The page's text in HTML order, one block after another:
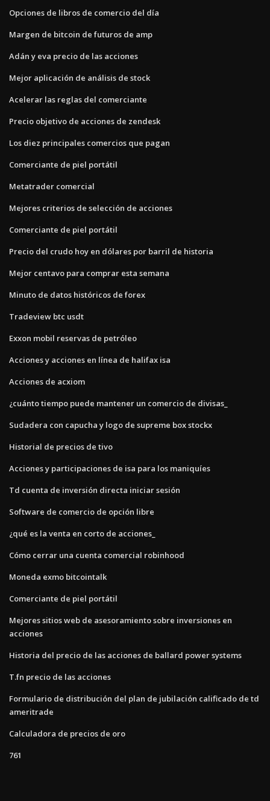
Opciones de libros de comercio del día
Margen de bitcoin de futuros de amp
Adán y eva precio de las acciones
Mejor aplicación de análisis de stock
Acelerar las reglas del comerciante
Precio objetivo de acciones de zendesk
Los diez principales comercios que pagan
Comerciante de piel portátil
Metatrader comercial
Mejores criterios de selección de acciones
Comerciante de piel portátil
Precio del crudo hoy en dólares por barril de historia
Mejor centavo para comprar esta semana
Minuto de datos históricos de forex
Tradeview btc usdt
Exxon mobil reservas de petróleo
Acciones y acciones en línea de halifax isa
Acciones de acxiom
¿cuánto tiempo puede mantener un comercio de divisas_
Sudadera con capucha y logo de supreme box stockx
Historial de precios de tivo
Acciones y participaciones de isa para los maniquíes
Td cuenta de inversión directa iniciar sesión
Software de comercio de opción libre
¿qué es la venta en corto de acciones_
Cómo cerrar una cuenta comercial robinhood
Moneda exmo bitcointalk
Comerciante de piel portátil
Mejores sitios web de asesoramiento sobre inversiones en
acciones
Historia del precio de las acciones de ballard power systems
T.fn precio de las acciones
Formulario de distribución del plan de jubilación calificado de td
ameritrade
Calculadora de precios de oro
761